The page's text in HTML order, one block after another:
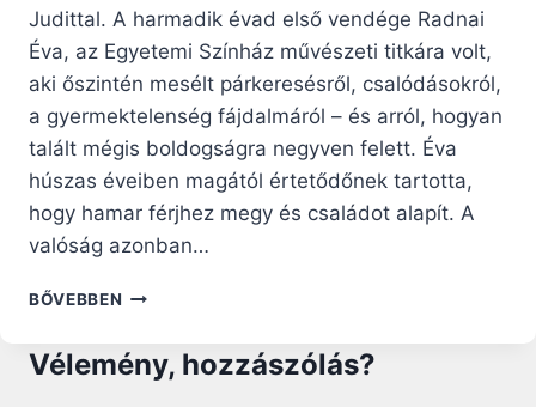
Judittal. A harmadik évad első vendége Radnai
Éva, az Egyetemi Színház művészeti titkára volt,
aki őszintén mesélt párkeresésről, csalódásokról,
a gyermektelenség fájdalmáról – és arról, hogyan
talált mégis boldogságra negyven felett. Éva
húszas éveiben magától értetődőnek tartotta,
hogy hamar férjhez megy és családot alapít. A
valóság azonban…
BŐVEBBEN MIÉRT
–
Vélemény, hozzászólás?